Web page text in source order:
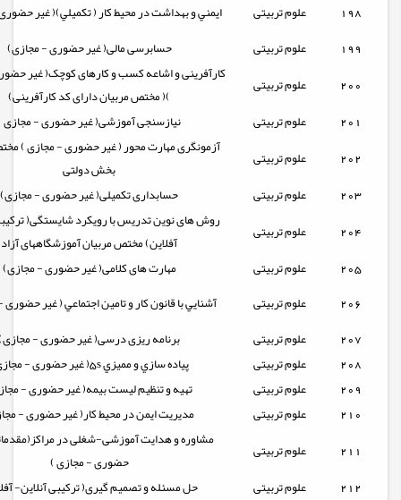
198
علوم تربیتی
ايمني و بهداشت در محیط کار ( تکميلي)( غیر
199
علوم تربیتی
حسابرسی مالی( غیر حضوری - مجازی)
200
علوم تربیتی
کارآفرینی و اشاعه کسب و کارهای کوچک( غیر
)( مختص مربیان دارای کد کارآفرینی)
201
علوم تربیتی
نیازسنجی آموزشی( غیر حضوری -
202
علوم تربیتی
آزمونگری مهارت محور ( غیر حضوری - مجازی )
بخش دولتی
203
علوم تربیتی
حسابداری تکمیلی( غیر حضوری - مجازی)
204
علوم تربیتی
روش های نوین تدریس با رویکرد شایستگی(
آفلاین) مختص مربیان آموزشگاههای آزاد
205
علوم تربیتی
مهارت های کلامی( غیر حضوری - مجازی)
206
علوم تربیتی
آشنايي با قانون كار و تامين اجتماعي ( غیر
207
علوم تربیتی
برنامه ریزی درسی( غیر حضوری -
208
علوم تربیتی
پياده سازي و مميزي 5s( غیر حضوری - مجازی)
209
علوم تربیتی
تهیه و تنظیم لیست بیمه( غیر حضوری -
210
علوم تربیتی
مدیریت ایمن در محیط کار( غیر حضوری -
211
علوم تربیتی
مشاوره و هدایت آموزشی-شغلی در
حضوری - مجازی )
212
علوم تربیتی
حل مسئله و تصمیم گیری( ترکیبی آنلاین-